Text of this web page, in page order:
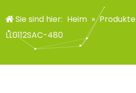
Sie sind hier: Heim » Produkte
LL0112SAC-480